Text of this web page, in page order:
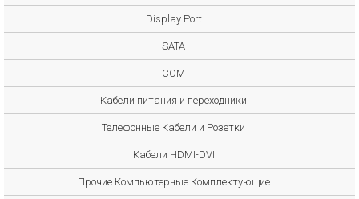
Display Port
SATA
COM
Кабели питания и переходники
Телефонные Кабели и Розетки
Кабели HDMI-DVI
Прочие Компьютерные Комплектующие